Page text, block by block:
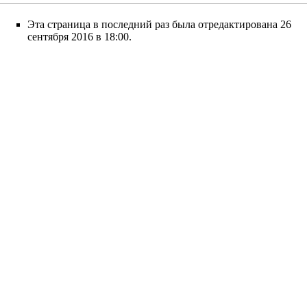
Эта страница в последний раз была отредактирована 26
сентября 2016 в 18:00.